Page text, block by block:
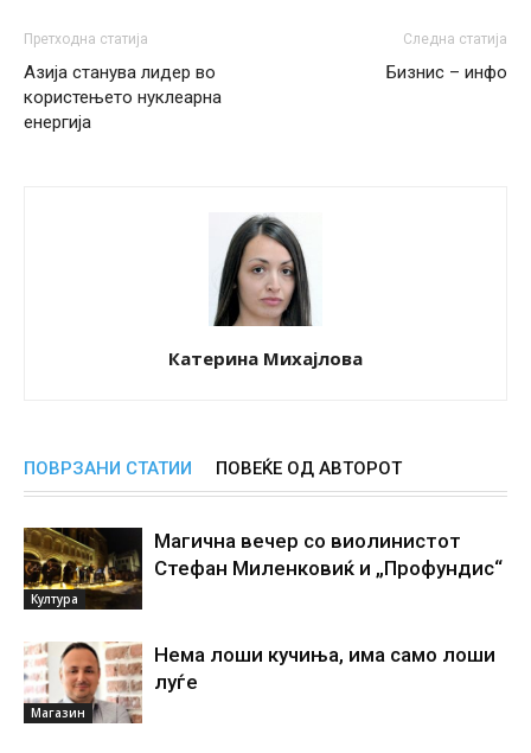
Претходна статија
Азија станува лидер во
користењето нуклеарна
енергија
Следна статија
Бизнис – инфо
Катерина Михајлова
ПОВРЗАНИ СТАТИИ ПОВЕЌЕ ОД АВТОРОТ
Култура
Магична вечер со виолинистот
Стефан Миленковиќ и „Профундис“
Магазин
Нема лоши кучиња, има само лоши
луѓе